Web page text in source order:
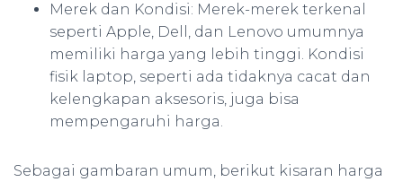
Merek dan Kondisi: Merek-merek terkenal
seperti Apple, Dell, dan Lenovo umumnya
memiliki harga yang lebih tinggi. Kondisi
fisik laptop, seperti ada tidaknya cacat dan
kelengkapan aksesoris, juga bisa
mempengaruhi harga.
Sebagai gambaran umum, berikut kisaran harga